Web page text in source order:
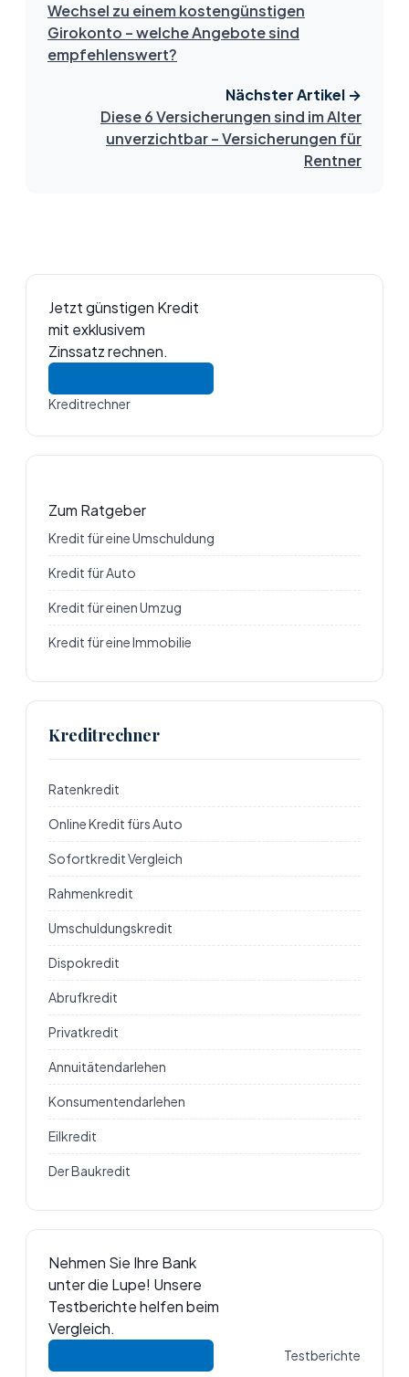
Wechsel zu einem kostengünstigen
Girokonto – welche Angebote sind
empfehlenswert?
Nächster Artikel →
Diese 6 Versicherungen sind im Alter
unverzichtbar – Versicherungen für
Rentner
Jetzt günstigen Kredit
mit exklusivem
Zinssatz rechnen.
Kreditrechner
Zum Ratgeber
Kredit für eine Umschuldung
Kredit für Auto
Kredit für einen Umzug
Kredit für eine Immobilie
Kreditrechner
Ratenkredit
Online Kredit fürs Auto
Sofortkredit Vergleich
Rahmenkredit
Umschuldungskredit
Dispokredit
Abrufkredit
Privatkredit
Annuitätendarlehen
Konsumentendarlehen
Eilkredit
Der Baukredit
Nehmen Sie Ihre Bank
unter die Lupe! Unsere
Testberichte helfen beim
Vergleich.
Testberichte